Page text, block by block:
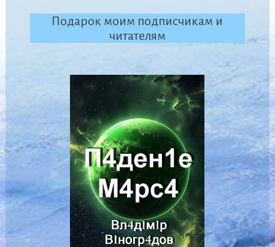
Подарок моим подписчикам и
читателям